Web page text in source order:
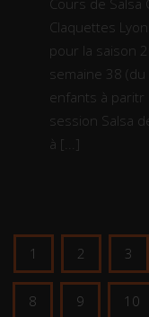
Cours de Salsa
Claquettes
pour la saison
semaine 38
enfants à paritr
session Salsa
à [...]
1 2 3
8 9 10